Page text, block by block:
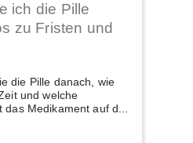
ich die Pille
zu Fristen und
die Pille danach, wie
und welche
das Medikament auf d...